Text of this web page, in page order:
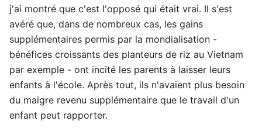
j'ai montré que c'est l'opposé qui était vrai. Il s'est
avéré que, dans de nombreux cas, les gains
supplémentaires permis par la mondialisation -
bénéfices croissants des planteurs de riz au Vietnam
par exemple - ont incité les parents à laisser leurs
enfants à l'école. Après tout, ils n'avaient plus besoin
du maigre revenu supplémentaire que le travail d'un
enfant peut rapporter.